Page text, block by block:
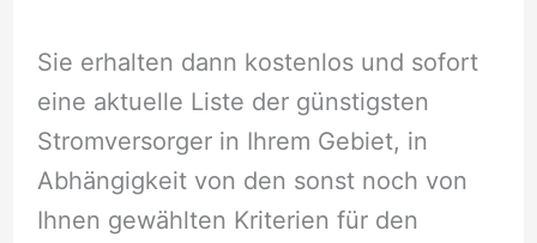
Sie erhalten dann kostenlos und sofort
eine aktuelle Liste der günstigsten
Stromversorger in Ihrem Gebiet, in
Abhängigkeit von den sonst noch von
Ihnen gewählten Kriterien für den